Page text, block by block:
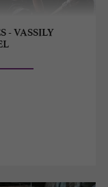
- VASSILY